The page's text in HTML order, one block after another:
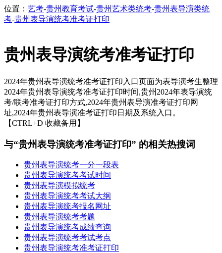
位置： 艺考-贵州教育考试-贵州艺术类统考-贵州表导演类统
考-贵州表导演统考准考证打印
贵州表导演统考准考证打印
2024年贵州表导演统考准考证打印入口页面为表导演考生整理
2024年贵州表导演统考准考证打印时间,贵州2024年表导演统
考/联考准考证打印方式,2024年贵州表导演准考证打印网
址,2024年贵州表导演准考证打印日期及系统入口。
【CTRL+D 收藏备用】
与“贵州表导演统考准考证打印” 的相关热搜词
贵州表导演统考一分一段表
贵州表导演统考考试时间
贵州表导演模拟统考
贵州表导演统考考试大纲
贵州表导演统考报名网址
贵州表导演统考考题
贵州表导演统考成绩查询
贵州表导演统考考试考点
贵州表导演统考准考证打印